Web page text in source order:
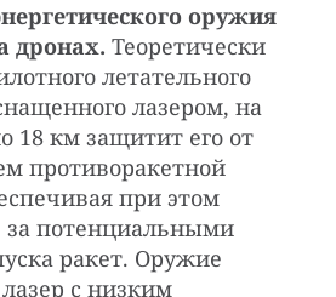
оружия
дронах. Теоретически
летательного
лазером, на
18 км защитит его от
противоракетной
при этом
за потенциальными
ракет. Оружие
с низким